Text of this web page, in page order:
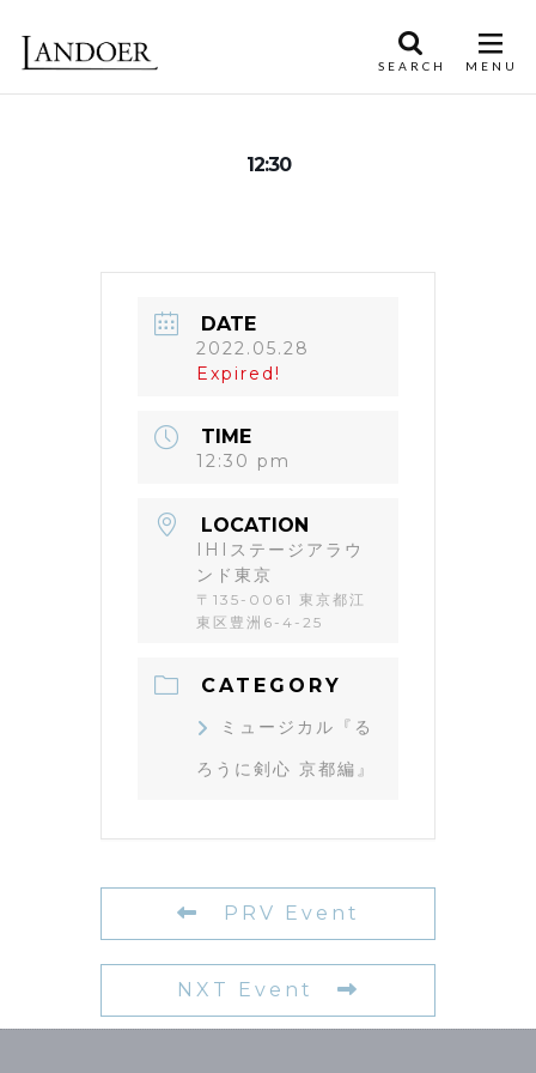
12:30
DATE
2022.05.28
Expired!
TIME
12:30 pm
LOCATION
IHIステージアラウ
ンド東京
〒135-0061 東京都江
東区豊洲6-4-25
CATEGORY
ミュージカル『る
ろうに剣心 京都編』
PRV Event
NXT Event